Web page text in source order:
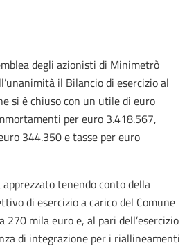
degli azionisti di Minimetrò
il Bilancio di esercizio al
si è chiuso con un utile di euro
per euro 3.418.567,
344.350 e tasse per euro
tenendo conto della
di esercizio a carico del Comune
270 mila euro e, al pari dell’esercizio
di integrazione per i riallineamenti